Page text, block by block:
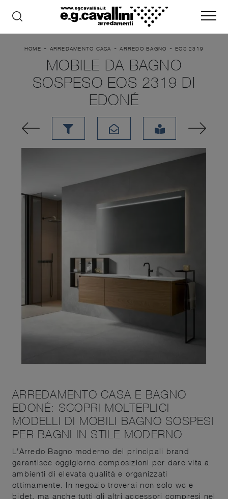
HOME - ARREDAMENTO CASA -ARREDO BAGNO -EOS 2319
MOBILE DA BAGNO
SOSPESO EOS 2319 DI
EDONÉ
ARREDAMENTO CASA E BAGNO
EDONÉ: SCOPRI MOLTEPLICI
MODELLI DI MOBILI BAGNO SOSPESI
PER BAGNI IN STILE MODERNO
L’Arredo Bagno moderno dei principali brand
garantisce oggigiorno composizioni per dare vita a
ambienti di elevata qualità e organizzati
ottimamente. In negozio troverai non solo wc e
bidet, ma anche tutti gli altri accessori compresi nel